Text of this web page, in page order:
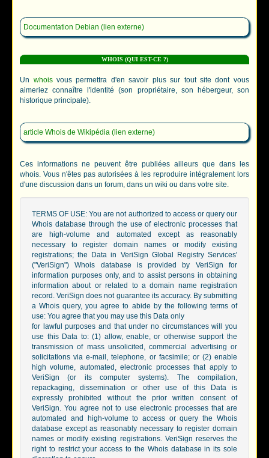
Documentation Debian (lien externe)
WHOIS (QUI EST-CE ?)
Un whoisvous permettra d'en savoir plus sur tout site dont vous
aimeriez connaître l'identité (son propriétaire, son hébergeur, son
historique principale).
article Whois de Wikipédia (lien externe)
Ces informations ne peuvent être publiées ailleurs que dans les
whois. Vous n'êtes pas autorisées à les reproduire intégralement lors
d'une discussion dans un forum, dans un wiki ou dans votre site.
TERMS OF USE: You are not authorized to access or query our
Whois database through the use of electronic processes that
are high-volume and automated except as reasonably
necessary to register domain names or modify existing
registrations; the Data in VeriSign Global Registry Services'
("VeriSign") Whois database is provided by VeriSign for
information purposes only, and to assist persons in obtaining
information about or related to a domain name registration
record. VeriSign does not guarantee its accuracy. By submitting
a Whois query, you agree to abide by the following terms of
use: You agree that you may use this Data only
for lawful purposes and that under no circumstances will you
use this Data to: (1) allow, enable, or otherwise support the
transmission of mass unsolicited, commercial advertising or
solicitations via e-mail, telephone, or facsimile; or (2) enable
high volume, automated, electronic processes that apply to
VeriSign (or its computer systems). The compilation,
repackaging, dissemination or other use of this Data is
expressly prohibited without the prior written consent of
VeriSign. You agree not to use electronic processes that are
automated and high-volume to access or query the Whois
database except as reasonably necessary to register domain
names or modify existing registrations. VeriSign reserves the
right to restrict your access to the Whois database in its sole